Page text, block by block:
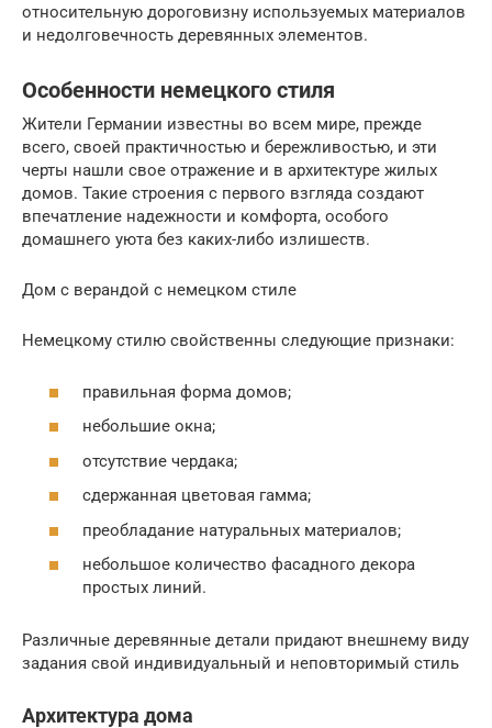
относительную дороговизну используемых материалов
и недолговечность деревянных элементов.
Особенности немецкого стиля
Жители Германии известны во всем мире, прежде
всего, своей практичностью и бережливостью, и эти
черты нашли свое отражение и в архитектуре жилых
домов. Такие строения с первого взгляда создают
впечатление надежности и комфорта, особого
домашнего уюта без каких-либо излишеств.
Дом с верандой с немецком стиле
Немецкому стилю свойственны следующие признаки:
правильная форма домов;
небольшие окна;
отсутствие чердака;
сдержанная цветовая гамма;
преобладание натуральных материалов;
небольшое количество фасадного декора
простых линий.
Различные деревянные детали придают внешнему виду
задания свой индивидуальный и неповторимый стиль
Архитектура дома